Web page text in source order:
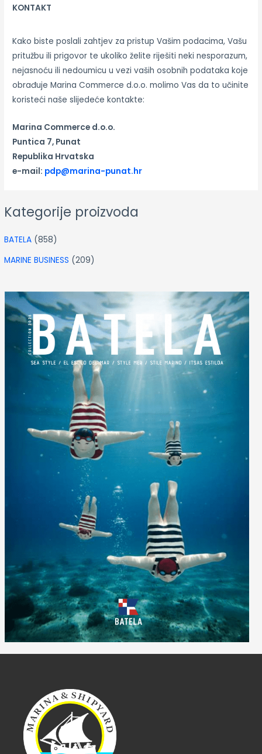
Kategorije proizvoda
BATELA (858)
MARINE BUSINESS (209)
KONTAKT
Kako biste poslali zahtjev za pristup Vašim podacima, Vašu
pritužbu ili prigovor te ukoliko želite riješiti neki nesporazum,
nejasnoću ili nedoumicu u vezi vaših osobnih podataka koje
obrađuje Marina Commerce d.o.o. molimo Vas da to učinite
koristeći naše slijedeće kontakte:
Marina Commerce d.o.o.
Puntica 7, Punat
Republika Hrvatska
e-mail: pdp@marina-punat.hr